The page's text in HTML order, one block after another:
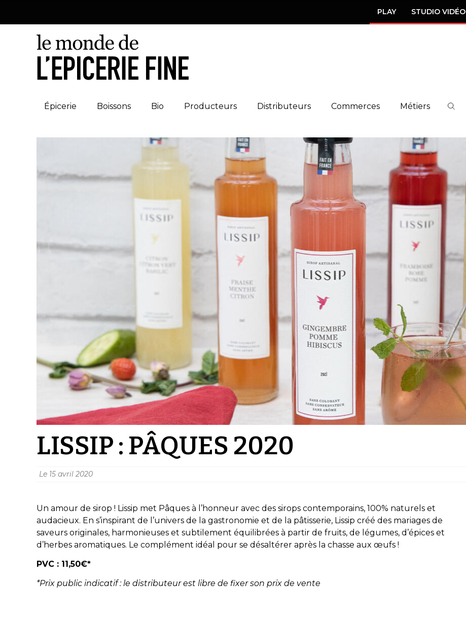
PLAY STUDIO VIDÉO
Épicerie Boissons Bio Producteurs Distributeurs Commerces Métiers
LISSIP : PÂQUES 2020
Le 15 avril 2020
Un amour de sirop ! Lissip met Pâques à l’honneur avec des sirops contemporains, 100% naturels et
audacieux. En s’inspirant de l’univers de la gastronomie et de la pâtisserie, Lissip créé des mariages de
saveurs originales, harmonieuses et subtilement équilibrées à partir de fruits, de légumes, d’épices et
d’herbes aromatiques. Le complément idéal pour se désaltérer après la chasse aux œufs !
PVC : 11,50€*
*Prix public indicatif : le distributeur est libre de fixer son prix de vente